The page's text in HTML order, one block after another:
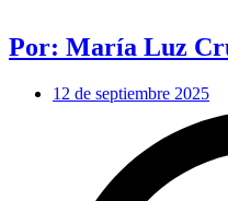
Por: María Luz
12 de septiembre 2025